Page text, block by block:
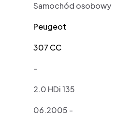
Samochód osobowy
Peugeot
307 CC
-
2.0 HDi 135
06.2005 -